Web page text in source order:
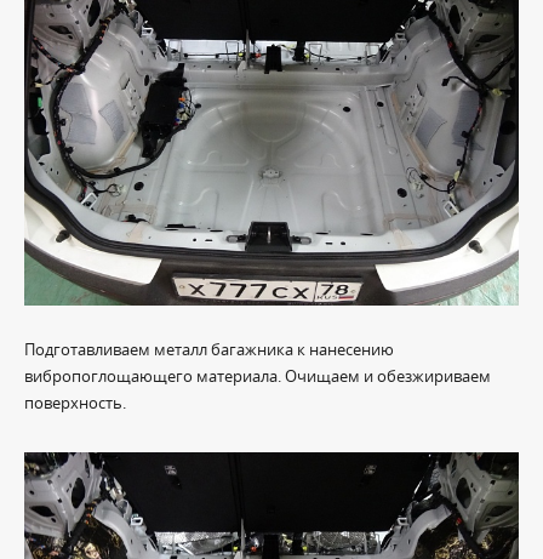
Подготавливаем металл багажника к нанесению
вибропоглощающего материала. Очищаем и обезжириваем
поверхность.